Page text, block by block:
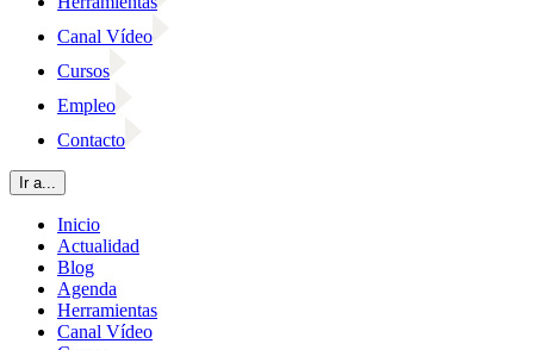
Canal Vídeo
Cursos
Empleo
Contacto
Ir a...
Inicio
Actualidad
Blog
Agenda
Herramientas
Canal Vídeo